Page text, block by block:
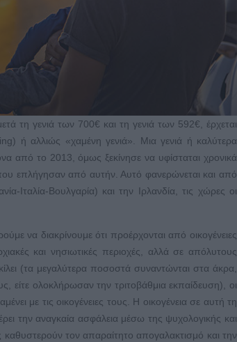
τη γενιά των 700€ και τη γενιά των 592€, έρχεται
ή αλλιώς «χαμένη γενιά». Μια γενιά ή καλύτερα
από το 2013, όμως ξεκίνησε να υφίσταται χρονικά
επλήγησαν από αυτήν. Αυτό φανερώνεται και από
Ιταλία-Βουλγαρία) και την Ιρλανδία, τις χώρες οι
να διακρίνουμε ότι προέρχονται από οικογένειες
και νησιωτικές περιοχές, αλλά σε απόλυτους
(τα μεγαλύτερα ποσοστά συναντώνται στα άκρα,
είτε ολοκλήρωσαν την τριτοβάθμια εκπαίδευση), οι
με τις οικογένειες τους. Η οικογένεια σε αυτή τη
την αναγκαία ασφάλεια μέσω της ψυχολογικής και
τον απαραίτητο απογαλακτισμό και την